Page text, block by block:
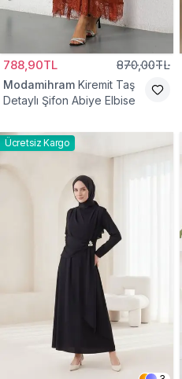
788,90TL 870,00TL
Modamihram Kiremit Taş
Detaylı Şifon Abiye Elbise
Ücretsiz Kargo